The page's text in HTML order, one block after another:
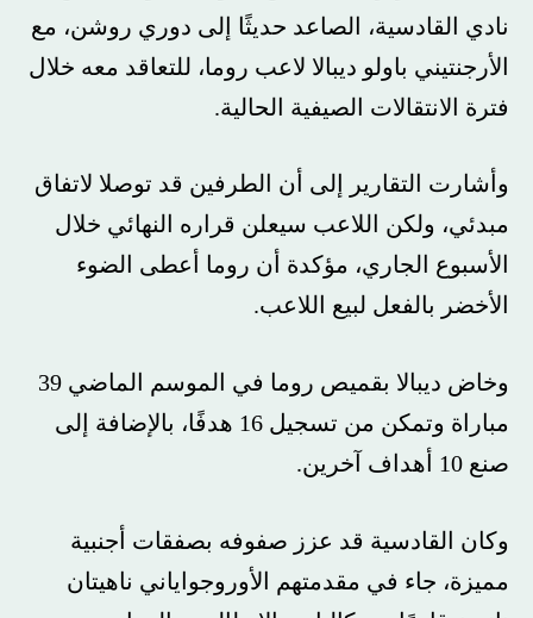
نادي القادسية، الصاعد حديثًا إلى دوري روشن، مع
الأرجنتيني باولو ديبالا لاعب روما، للتعاقد معه خلال
فترة الانتقالات الصيفية الحالية.
وأشارت التقارير إلى أن الطرفين قد توصلا لاتفاق
مبدئي، ولكن اللاعب سيعلن قراره النهائي خلال
الأسبوع الجاري، مؤكدة أن روما أعطى الضوء
الأخضر بالفعل لبيع اللاعب.
وخاض ديبالا بقميص روما في الموسم الماضي 39
مباراة وتمكن من تسجيل 16 هدفًا، بالإضافة إلى
صنع 10 أهداف آخرين.
وكان القادسية قد عزز صفوفه بصفقات أجنبية
مميزة، جاء في مقدمتهم الأوروجواياني ناهيتان